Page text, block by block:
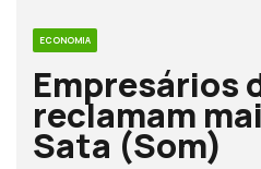
ECONOMIA
Empresários
reclamam
Sata (Som)